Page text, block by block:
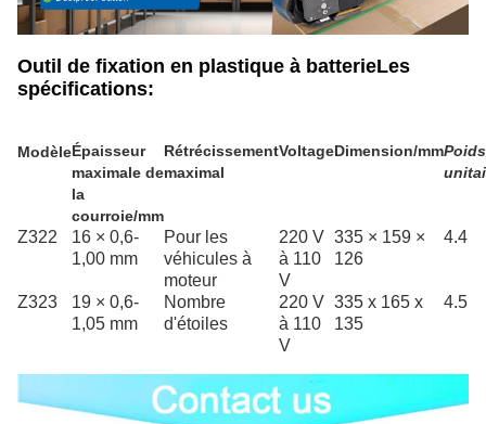
Outil de fixation en plastique à batterieLes
spécifications:
ModèleÉpaisseur
maximale de
la
courroie/mm
Rétrécissement
maximal
VoltageDimension/mm
Z322
16 × 0,6-
1,00 mm
Pour les
véhicules à
moteur
220 V
à 110
V
335 × 159 ×
126
4.4
Z323
19 × 0,6-
1,05 mm
Nombre
d'étoiles
220 V
à 110
V
335 x 165 x
135
4.5